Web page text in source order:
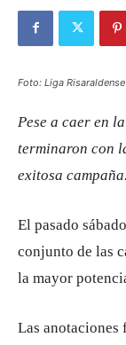
Foto: Liga
Pese a caer en
terminaron con
exitosa campaña.
El pasado
conjunto de las
la mayor
Las anotaciones